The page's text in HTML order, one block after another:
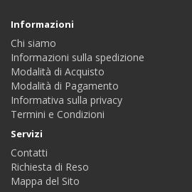
Informazioni
Chi siamo
Informazioni sulla spedizione
Modalità di Acquisto
Modalità di Pagamento
Informativa sulla privacy
Termini e Condizioni
Servizi
Contatti
Richiesta di Reso
Mappa del Sito